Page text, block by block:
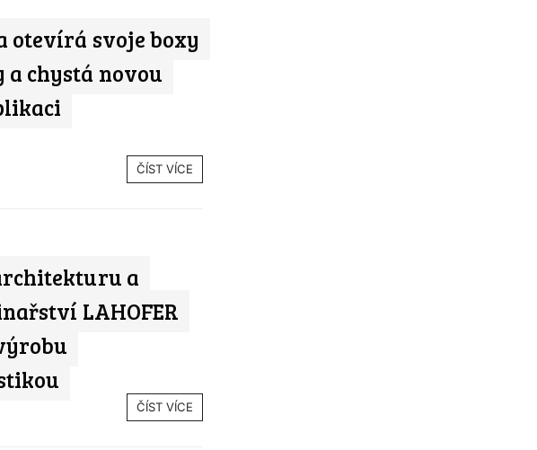
otevírá svoje boxy
chystá novou
ČÍST VÍCE
a
LAHOFER
ČÍST VÍCE